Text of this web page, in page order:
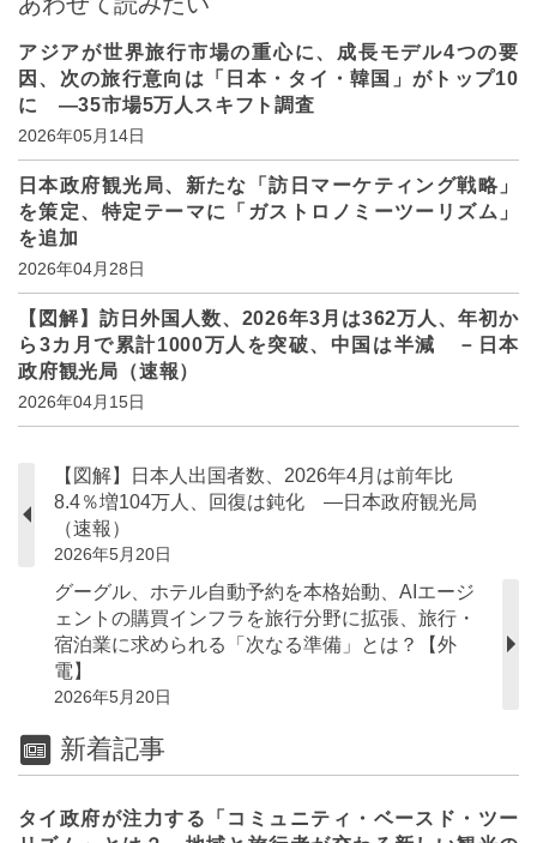
アジアが世界旅行市場の重心に、成長モデル4つの要
因、次の旅行意向は「日本・タイ・韓国」がトップ10
に ―35市場5万人スキフト調査
2026年05月14日
日本政府観光局、新たな「訪日マーケティング戦略」
を策定、特定テーマに「ガストロノミーツーリズム」
を追加
2026年04月28日
【図解】訪日外国人数、2026年3月は362万人、年初か
ら3カ月で累計1000万人を突破、中国は半減 －日本
政府観光局（速報）
2026年04月15日
【図解】日本人出国者数、2026年4月は前年比
8.4％増104万人、回復は鈍化 ―日本政府観光局
（速報）
2026年5月20日
グーグル、ホテル自動予約を本格始動、AIエージ
ェントの購買インフラを旅行分野に拡張、旅行・
宿泊業に求められる「次なる準備」とは？【外
電】
2026年5月20日
新着記事
タイ政府が注力する「コミュニティ・ベースド・ツー